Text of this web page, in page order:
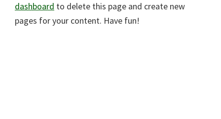
dashboard to delete this page and create new
pages for your content. Have fun!